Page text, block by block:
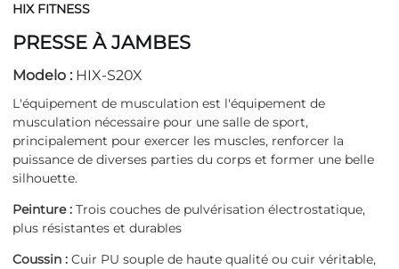
HIX FITNESS
PRESSE À JAMBES
Modelo : HIX-S20X
L'équipement de musculation est l'équipement de
musculation nécessaire pour une salle de sport,
principalement pour exercer les muscles, renforcer la
puissance de diverses parties du corps et former une belle
silhouette.
Peinture : Trois couches de pulvérisation électrostatique,
plus résistantes et durables
Coussin : Cuir PU souple de haute qualité ou cuir véritable,